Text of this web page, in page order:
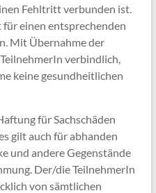
Fehltritt verbunden ist.
für einen entsprechenden
Mit Übernahme der
verbindlich,
keine gesundheitlichen
für Sachschäden
gilt auch für abhanden
und andere Gegenstände
Der/die TeilnehmerIn
von sämtlichen